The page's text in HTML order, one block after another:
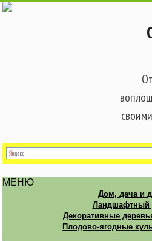
МЕНЮ
Дом, дача и
Ландшафтный
Декоративные
Плодово-ягодные